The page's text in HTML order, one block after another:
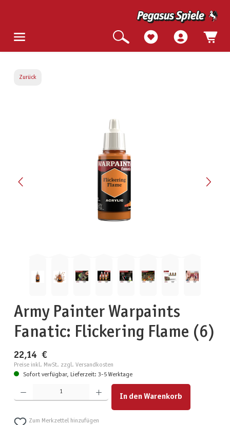
Zurück
Army Painter Warpaints
Fanatic: Flickering Flame (6)
22,14 €
Preise inkl. MwSt. zzgl. Versandkosten
Sofort verfügbar, Lieferzeit: 3-5 Werktage
Produkt Anzahl: Gib den gewünschten Wert ein oder benutze die Schaltflächen um die Anzahl zu
In den Warenkorb
Zum Merkzettel hinzufügen